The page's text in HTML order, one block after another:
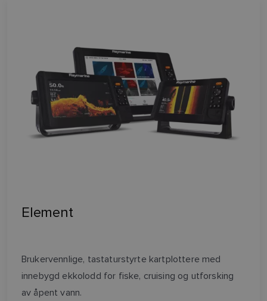
Element
Brukervennlige, tastaturstyrte kartplottere med
innebygd ekkolodd for fiske, cruising og utforsking
av åpent vann.